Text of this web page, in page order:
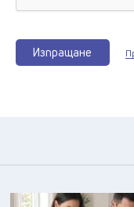
Изпращане